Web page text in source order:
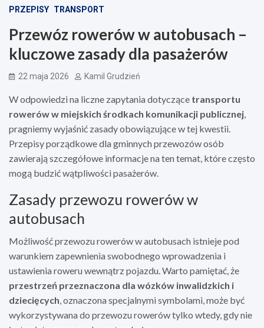
PRZEPISY TRANSPORT
Przewóz rowerów w autobusach –
kluczowe zasady dla pasażerów
22 maja 2026 Kamil Grudzień
W odpowiedzi na liczne zapytania dotyczące transportu
rowerów w miejskich środkach komunikacji publicznej
pragniemy wyjaśnić zasady obowiązujące w tej kwestii.
Przepisy porządkowe dla gminnych przewozów osób
zawierają szczegółowe informacje na ten temat, które często
mogą budzić wątpliwości pasażerów.
Zasady przewozu rowerów w
autobusach
Możliwość przewozu rowerów w autobusach istnieje pod
warunkiem zapewnienia swobodnego wprowadzenia i
ustawienia roweru wewnątrz pojazdu. Warto pamiętać, że
przestrzeń przeznaczona dla wózków inwalidzkich i
dziecięcych , oznaczona specjalnymi symbolami, może być
wykorzystywana do przewozu rowerów tylko wtedy, gdy nie